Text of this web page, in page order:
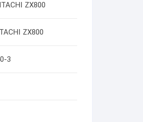
ZX800
ZX800
3